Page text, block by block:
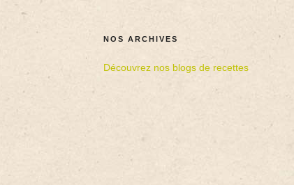
NOS ARCHIVES
Découvrez nos blogs de recettes